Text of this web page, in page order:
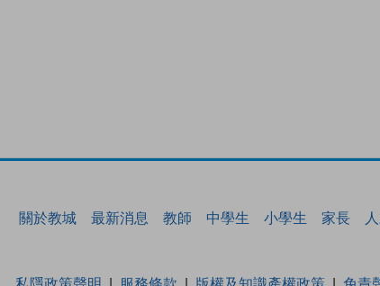
關於教城 最新消息 教師 中學生 小學生 家長